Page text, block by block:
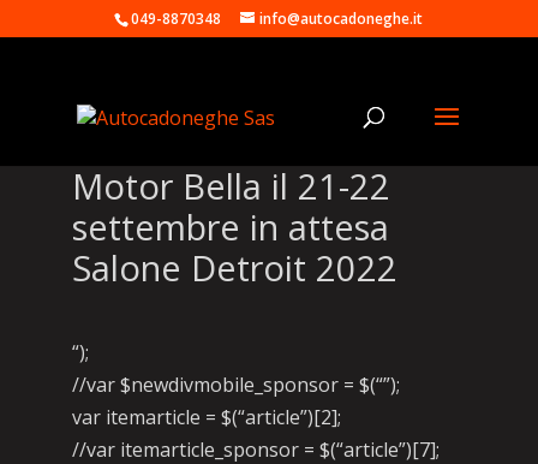
049-8870348 info@autocadoneghe.it
Motor Bella il 21-22
settembre in attesa
Salone Detroit 2022
“);
//var $newdivmobile_sponsor = $(“”);
var itemarticle = $(“article”)[2];
//var itemarticle_sponsor = $(“article”)[7];